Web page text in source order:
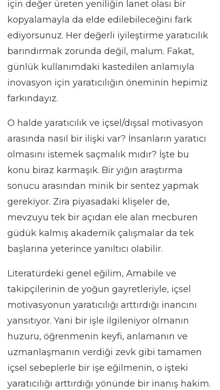
için değer üreten yeniliğin lanet olası bir
kopyalamayla da elde edilebileceğini fark
ediyorsunuz. Her değerli iyileştirme yaratıcılık
barındırmak zorunda değil, malum. Fakat,
günlük kullanımdaki kastedilen anlamıyla
inovasyon için yaratıcılığın öneminin hepimiz
farkındayız.
O halde yaratıcılık ve içsel/dışsal motivasyon
arasında nasıl bir ilişki var? İnsanların yaratıcı
olmasını istemek saçmalık mıdır? İşte bu
konu biraz karmaşık. Bir yığın araştırma
sonucu arasından minik bir sentez yapmak
gerekiyor. Zira piyasadaki klişeler de,
mevzuyu tek bir açıdan ele alan mecburen
güdük kalmış akademik çalışmalar da tek
başlarına yeterince yanıltıcı olabilir.
Literatürdeki genel eğilim, Amabile ve
takipçilerinin de yoğun gayretleriyle, içsel
motivasyonun yaratıcılığı arttırdığı inancını
yansıtıyor. Yani bir işle ilgileniyor olmanın
huzuru, öğrenmenin keyfi, anlamanın ve
uzmanlaşmanın verdiği zevk gibi tamamen
içsel sebeplerle bir işe eğilmenin, o işteki
yaratıcılığı arttırdığı yönünde bir inanış hakim.